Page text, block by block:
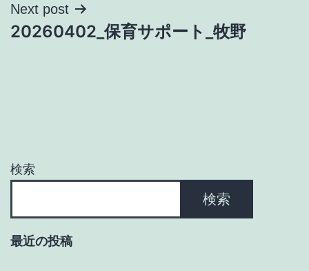
ナ
ビ
ョ
Next post
20260402_保育サポート_牧野
検索
検索
最近の投稿